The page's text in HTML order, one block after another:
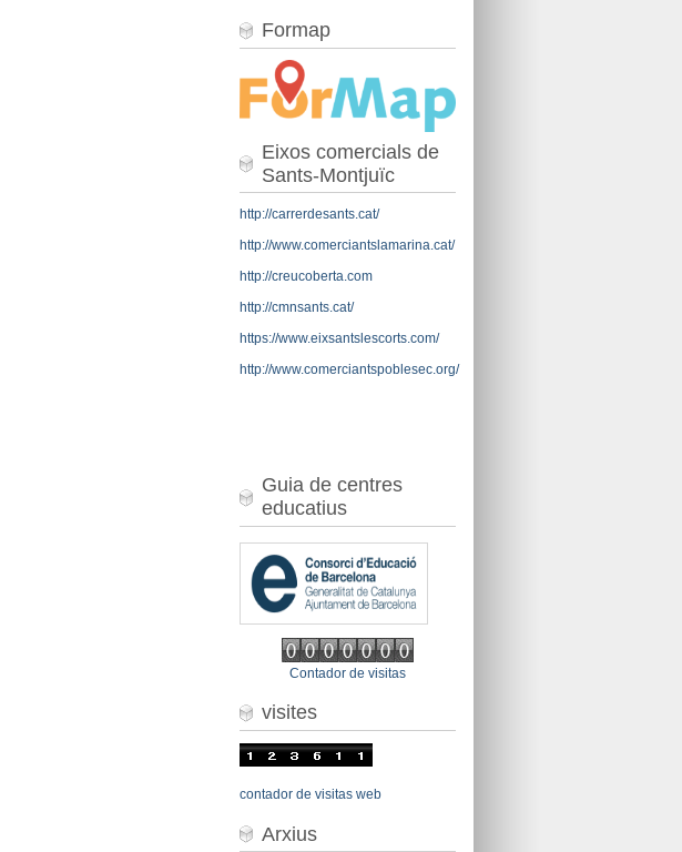
Formap
Eixos comercials de
Sants-Montjuïc
http://carrerdesants.cat/
http://www.comerciantslamarina.cat/
http://creucoberta.com
http://cmnsants.cat/
https://www.eixsantslescorts.com/
http://www.comerciantspoblesec.org/
Guia de centres
educatius
Contador de visitas
visites
contador de visitas web
Arxius